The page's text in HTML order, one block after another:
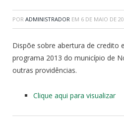
POR ADMINISTRADOR EM 6 DE MAIO DE
Dispõe sobre abertura de credito
programa 2013 do município de
outras providências.
Clique aqui para visualizar